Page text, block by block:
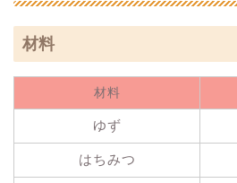
材料
材料
ゆず
はちみつ